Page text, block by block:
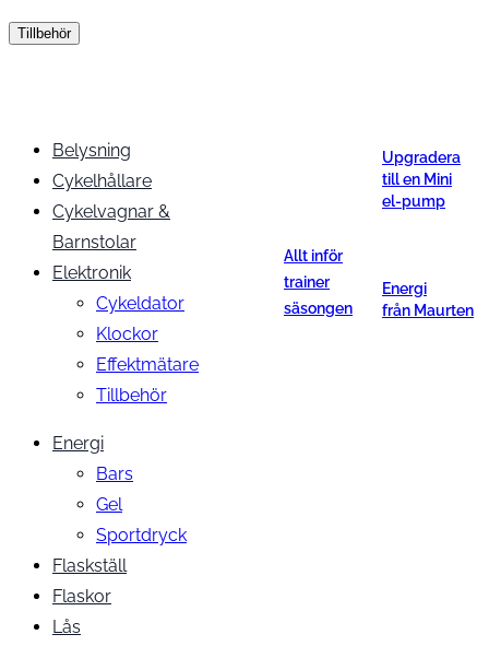
Tillbehör
Belysning
Cykelhållare
Cykelvagnar &
Barnstolar
Elektronik
Cykeldator
Klockor
Effektmätare
Tillbehör
Energi
Bars
Gel
Sportdryck
Flaskställ
Flaskor
Lås
Allt inför
trainer
säsongen
Upgradera
till en Mini
el-pump
Energi
från Maurten